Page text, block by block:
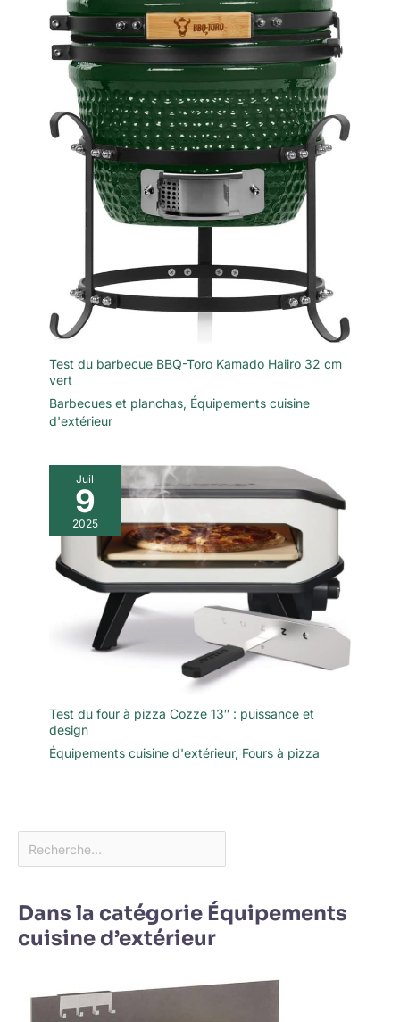
Test du barbecue BBQ-Toro Kamado Haiiro 32 cm
vert
Barbecues et planchas, Équipements cuisine
d'extérieur
Juil
9
2025
Test du four à pizza Cozze 13″ : puissance et
design
Équipements cuisine d'extérieur, Fours à pizza
Dans la catégorie Équipements
cuisine d’extérieur